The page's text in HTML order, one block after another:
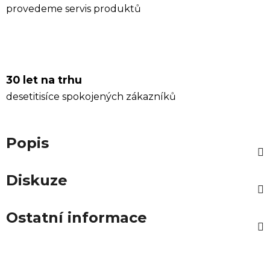
provedeme servis produktů
30 let na trhu
desetitisíce spokojených zákazníků
Popis
Diskuze
Ostatní informace